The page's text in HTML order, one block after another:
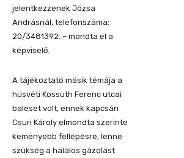
jelentkezzenek Józsa
Andrásnál, telefonszáma:
20/3481392. – mondta el a
képviselő.
A tájékoztató másik témája a
húsvéti Kossuth Ferenc utcai
baleset volt, ennek kapcsán
Csuri Károly elmondta szerinte
keményebb fellépésre, lenne
szükség a halálos gázolást